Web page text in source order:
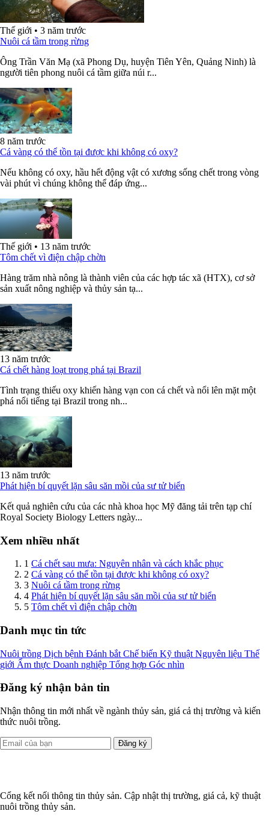
Thế giới • 3 năm trước
Nuôi cá tầm trong rừng
Ông Trần Văn Mạ (xã Phong Dụ, huyện Tiên Yên, Quảng Ninh) là
người tiên phong nuôi cá tầm giữa núi r...
8 năm trước
Cá vàng có thể tồn tại được khi không có oxy?
Nếu không có oxy, hầu hết động vật có xương sống chết trong vòng
vài phút vì chúng không thể đáp ứng...
Thế giới • 13 năm trước
Tôm chết vì điện chập chờn
Hàng trăm nhà nông là thành viên của các hợp tác xã (HTX), cơ sở
sản xuất nông nghiệp và thủy sản tạ...
13 năm trước
Cá chết hàng loạt trong phá tại Brazil
Tình trạng thiếu oxy khiến hàng vạn con cá chết và nổi lên mặt một
phá nổi tiếng tại Brazil trong nh...
13 năm trước
Phát hiện bí quyết lặn sâu săn mồi của sư tử biển
Kết quả nghiên cứu của các nhà khoa học Mỹ đăng tải trên tạp chí
Royal Society Biology Letters ngày...
Xem nhiều nhất
1 Cá chết sau mưa: Nguyên nhân và cách khắc phục
2 Cá vàng có thể tồn tại được khi không có oxy?
3 Nuôi cá tầm trong rừng
4 Phát hiện bí quyết lặn sâu săn mồi của sư tử biển
5 Tôm chết vì điện chập chờn
Danh mục tin tức
Nuôi trồng Dịch bệnh Đánh bắt Chế biến Kỹ thuật Nguyên liệu Thế
giới Ẩm thực Doanh nghiệp Tổng hợp Góc nhìn
Đăng ký nhận bản tin
Nhận thông tin mới nhất về ngành thủy sản, giá cả thị trường và kiến
thức nuôi trồng.
Đăng ký
Cổng kết nối thông tin thủy sản. Cập nhật thị trường, giá cả, kỹ thuật
nuôi trồng thủy sản.